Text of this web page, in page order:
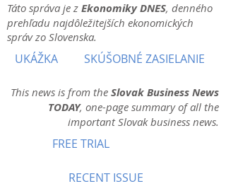
Táto správa je z Ekonomiky DNES, denného
prehľadu najdôležitejších ekonomických
správ zo Slovenska.
UKÁŽKA SKÚŠOBNÉ ZASIELANIE
This news is from the Slovak Business News
TODAY, one-page summary of all the
important Slovak business news.
FREE TRIAL
RECENT ISSUE